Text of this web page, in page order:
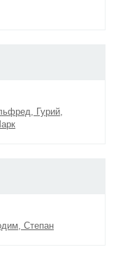
Гурий,
Степан